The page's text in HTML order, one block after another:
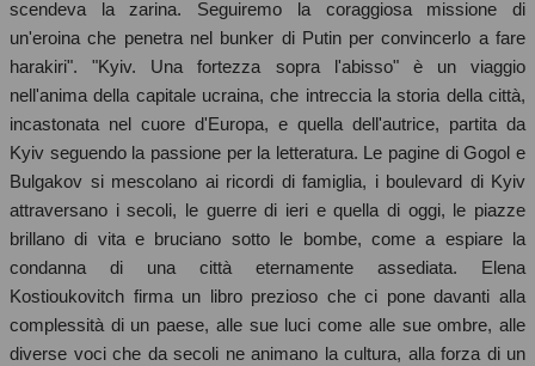
scendeva la zarina. Seguiremo la coraggiosa missione di
un'eroina che penetra nel bunker di Putin per convincerlo a fare
harakiri". "Kyiv. Una fortezza sopra l'abisso" è un viaggio
nell'anima della capitale ucraina, che intreccia la storia della città,
incastonata nel cuore d'Europa, e quella dell'autrice, partita da
Kyiv seguendo la passione per la letteratura. Le pagine di Gogol e
Bulgakov si mescolano ai ricordi di famiglia, i boulevard di Kyiv
attraversano i secoli, le guerre di ieri e quella di oggi, le piazze
brillano di vita e bruciano sotto le bombe, come a espiare la
condanna di una città eternamente assediata. Elena
Kostioukovitch firma un libro prezioso che ci pone davanti alla
complessità di un paese, alle sue luci come alle sue ombre, alle
diverse voci che da secoli ne animano la cultura, alla forza di un